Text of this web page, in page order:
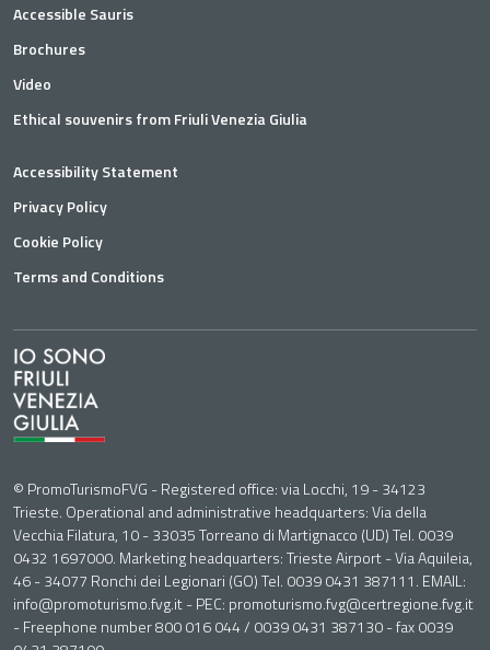
Accessible Sauris
Brochures
Video
Ethical souvenirs from Friuli Venezia Giulia
Accessibility Statement
Privacy Policy
Cookie Policy
Terms and Conditions
© PromoTurismoFVG - Registered office: via Locchi, 19 - 34123
Trieste. Operational and administrative headquarters: Via della
Vecchia Filatura, 10 - 33035 Torreano di Martignacco (UD) Tel. 0039
0432 1697000. Marketing headquarters: Trieste Airport - Via Aquileia,
46 - 34077 Ronchi dei Legionari (GO) Tel. 0039 0431 387111. EMAIL:
info@promoturismo.fvg.it - PEC: promoturismo.fvg@certregione.fvg.it
- Freephone number 800 016 044 / 0039 0431 387130 - fax 0039